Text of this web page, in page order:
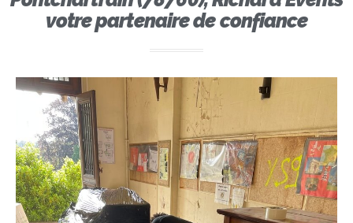
votre partenaire de confiance